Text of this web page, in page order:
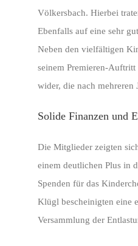
Völkersbach. Hierbei
Ebenfalls auf eine sehr
Neben den vielfältigen
seinem Premieren-
wider, die nach mehreren
Solide Finanzen und
Die Mitglieder zeigten
einem deutlichen Plus in
Spenden für das
Klügl bescheinigten eine
Versammlung der